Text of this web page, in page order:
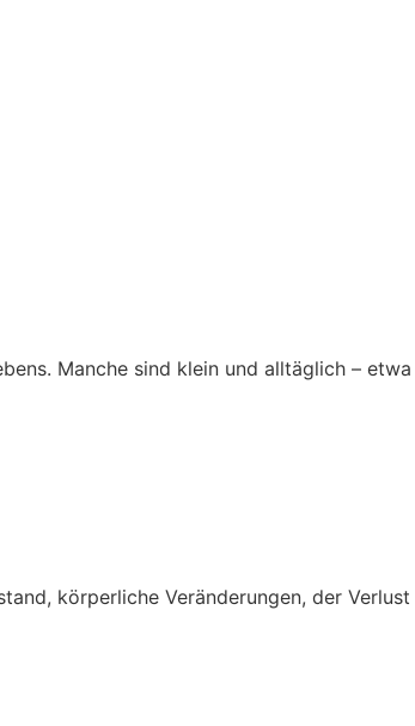
Manche sind klein und alltäglich – etwa
körperliche Veränderungen, der Verlust